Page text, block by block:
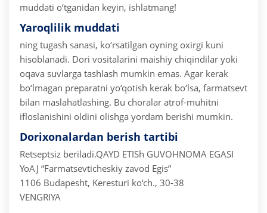
muddati o‘tganidan keyin, ishlatmang!
Yaroqlilik muddati
ning tugash sanasi, ko‘rsatilgan oyning oxirgi kuni
hisoblanadi. Dori vositalarini maishiy chiqindilar yoki
oqava suvlarga tashlash mumkin emas. Agar kerak
bo‘lmagan preparatni yo‘qotish kerak bo‘lsa, farmatsevt
bilan maslahatlashing. Bu choralar atrof-muhitni
ifloslanishini oldini olishga yordam berishi mumkin.
Dorixonalardan berish tartibi
Retseptsiz beriladi.QAYD ETISh GUVOHNOMA EGASI
YoAJ “Farmatsevticheskiy zavod Egis”
1106 Budapesht, Keresturi ko‘ch., 30-38
VENGRIYA